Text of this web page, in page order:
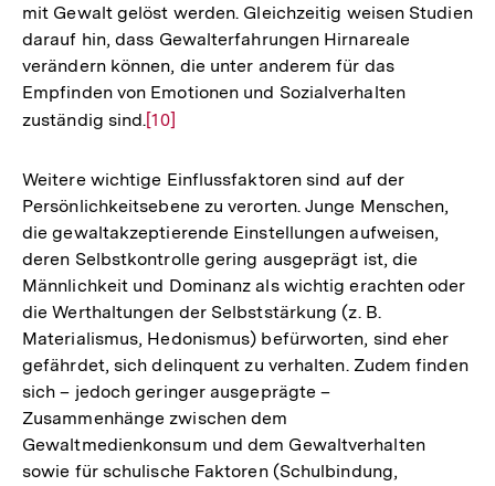
mit Gewalt gelöst werden. Gleichzeitig weisen Studien
darauf hin, dass Gewalterfahrungen Hirnareale
verändern können, die unter anderem für das
Empfinden von Emotionen und Sozialverhalten
zuständig sind.Zur
der
Fußnote
[10]
Weitere wichtige Einflussfaktoren sind auf der
Persönlichkeitsebene zu verorten. Junge Menschen,
die gewaltakzeptierende Einstellungen aufweisen,
deren Selbstkontrolle gering ausgeprägt ist, die
Männlichkeit und Dominanz als wichtig erachten oder
die Werthaltungen der Selbststärkung (z. B.
Materialismus, Hedonismus) befürworten, sind eher
gefährdet, sich delinquent zu verhalten. Zudem finden
sich – jedoch geringer ausgeprägte –
Zusammenhänge zwischen dem
Gewaltmedienkonsum und dem Gewaltverhalten
sowie für schulische Faktoren (Schulbindung,